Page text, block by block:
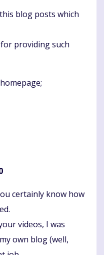
blog posts which
providing such
certainly know how
videos, I was
own blog (well,